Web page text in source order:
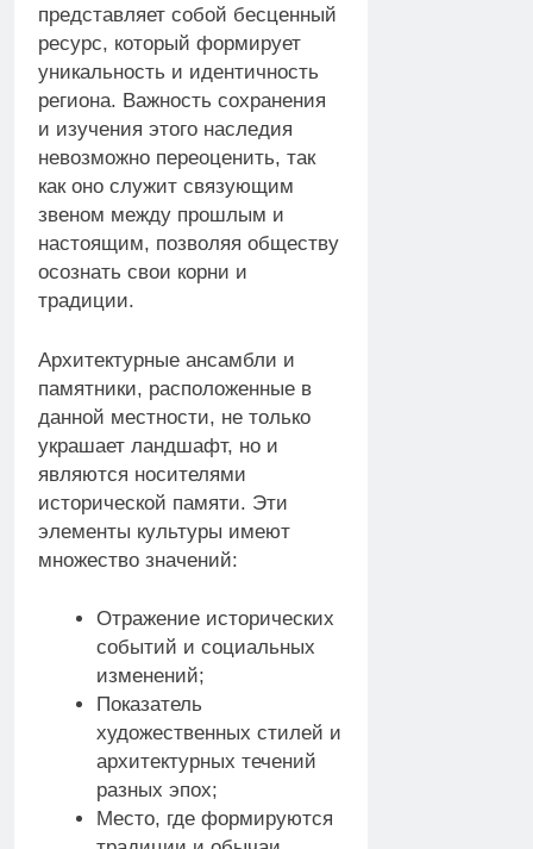
представляет собой бесценный
ресурс, который формирует
уникальность и идентичность
региона. Важность сохранения
и изучения этого наследия
невозможно переоценить, так
как оно служит связующим
звеном между прошлым и
настоящим, позволяя обществу
осознать свои корни и
традиции.
Архитектурные ансамбли и
памятники, расположенные в
данной местности, не только
украшает ландшафт, но и
являются носителями
исторической памяти. Эти
элементы культуры имеют
множество значений:
Отражение исторических
событий и социальных
изменений;
Показатель
художественных стилей и
архитектурных течений
разных эпох;
Место, где формируются